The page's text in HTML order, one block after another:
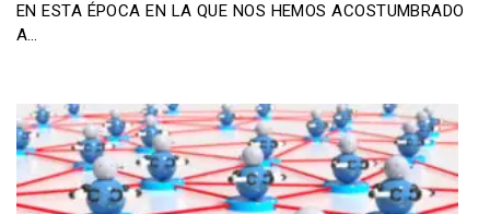
EN ESTA ÉPOCA EN LA QUE NOS HEMOS ACOSTUMBRADO
A…